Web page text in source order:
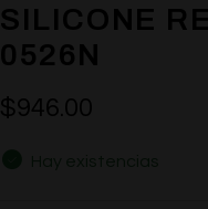
SILICONE
0526N
$946.00